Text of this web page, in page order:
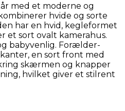
med et moderne og
hvide og sorte
har en hvid, kegleformet
et sort ovalt kamerahus.
babyvenlig. Forælder-
en sort front med
skærmen og knapper
hvilket giver et stilrent